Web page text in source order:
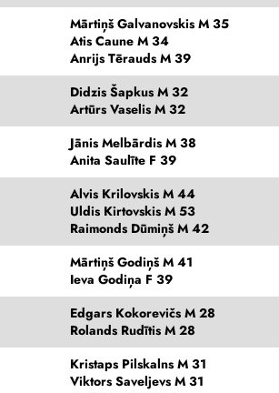
Mārtiņš Galvanovskis M 35
Atis Caune M 34
Anrijs Tērauds M 39
Didzis Šapkus M 32
Artūrs Vaselis M 32
Jānis Melbārdis M 38
Anita Saulīte F 39
Alvis Krilovskis M 44
Uldis Kirtovskis M 53
Raimonds Dūmiņš M 42
Mārtiņš Godiņš M 41
Ieva Godiņa F 39
Edgars Kokorevičs M 28
Rolands Rudītis M 28
Kristaps Pilskalns M 31
Viktors Saveljevs M 31